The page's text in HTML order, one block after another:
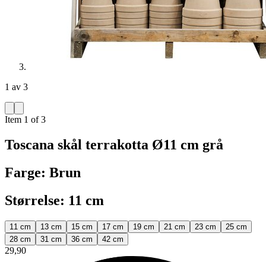
1 av 3
Item 1 of 3
Toscana skål terrakotta Ø11 cm grå
Farge: Brun
Størrelse: 11 cm
11 cm 13 cm 15 cm 17 cm 19 cm 21 cm 23 cm
25 cm
28 cm
31 cm 36 cm 42 cm
29,90